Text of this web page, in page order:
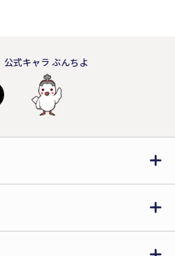
公式キャラ ぶんちよ